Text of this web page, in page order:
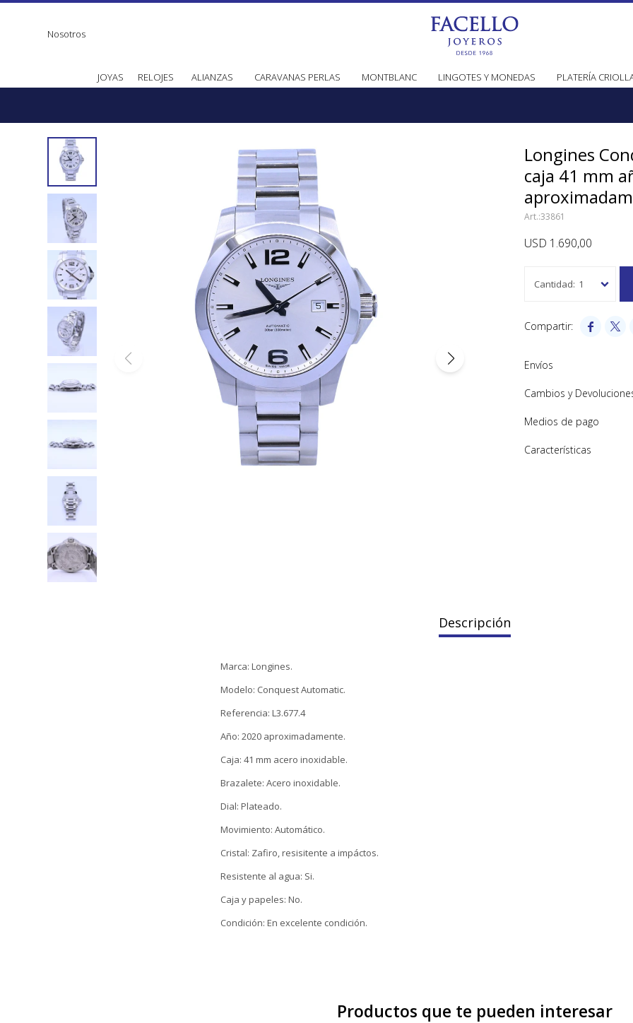
JOYAS RELOJES ALIANZAS CARAVANAS PERLAS MONTBLANC LINGOTES Y MONEDAS PLATERÍA
Nosotros
Longines
caja 41 mm
33861
USD 1.690,00
1
 
Envíos
Cambios y
Medios de pago
Características
Descripción
Marca: Longines.
Modelo: Conquest Automatic.
Referencia: L3.677.4
Año: 2020 aproximadamente.
Caja: 41 mm acero inoxidable.
Brazalete: Acero inoxidable.
Dial: Plateado.
Movimiento: Automático.
Cristal: Zafiro, resisitente a impáctos.
Resistente al agua: Si.
Caja y papeles: No.
Condición: En excelente condición.
Productos que te pueden interesar